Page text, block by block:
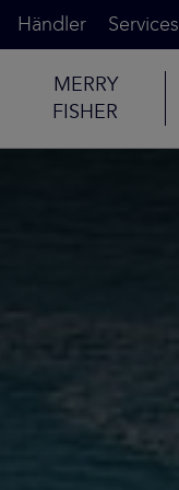
Händler Services
MERRY
FISHER